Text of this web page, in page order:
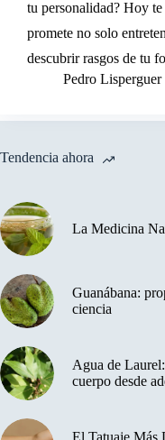
tu personalidad? Hoy
promete no solo
descubrir rasgos de tu
Pedro Lisperguer
Tendencia ahora
La Medicina
Guanábana:
ciencia
Agua de
cuerpo desde
El Tatuaje Más